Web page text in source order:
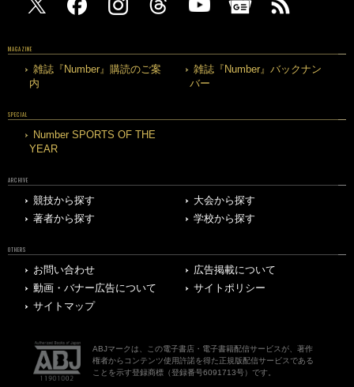
MAGAZINE
雑誌『Number』購読のご案
内
雑誌『Number』バックナン
バー
SPECIAL
Number SPORTS OF THE
YEAR
ARCHIVE
競技から探す
大会から探す
著者から探す
学校から探す
OTHERS
お問い合わせ
広告掲載について
動画・バナー広告について
サイトポリシー
サイトマップ
ABJマークは、この電子書店・電子書籍配信サービスが、著作
権者からコンテンツ使用許諾を得た正規版配信サービスである
ことを示す登録商標（登録番号6091713号）です。